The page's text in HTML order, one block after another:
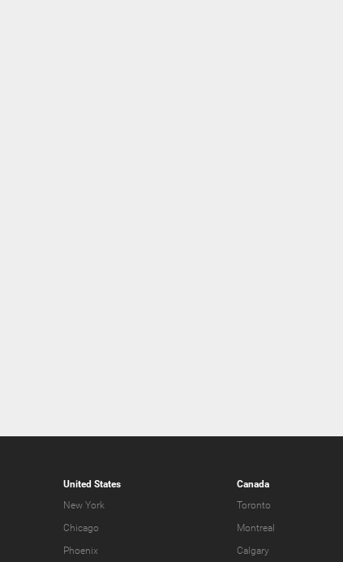
United States
New York
Chicago
Phoenix
Canada
Toronto
Montreal
Calgary